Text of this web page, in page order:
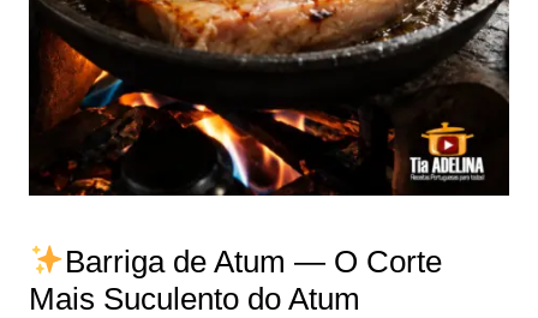
Barriga de Atum — O Corte
Mais Suculento do Atum